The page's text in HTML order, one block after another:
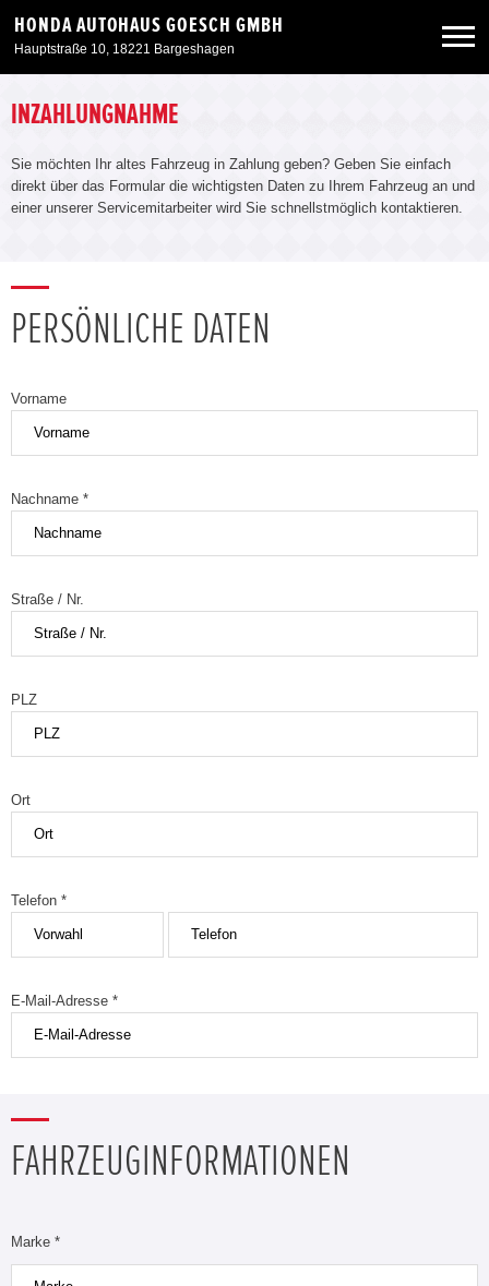
HONDA AUTOHAUS GOESCH GMBH
Hauptstraße 10, 18221 Bargeshagen
Neuwagen
Gebrauchtwagen
Service & Zubehör
INZAHLUNGNAHME
Sie möchten Ihr altes Fahrzeug in Zahlung geben? Geben Sie einfach
direkt über das Formular die wichtigsten Daten zu Ihrem Fahrzeug an und
einer unserer Servicemitarbeiter wird Sie schnellstmöglich kontaktieren.
PERSÖNLICHE DATEN
Vorname
Nachname *
Straße / Nr.
PLZ
Ort
Telefon *
E-Mail-Adresse *
FAHRZEUGINFORMATIONEN
Marke *